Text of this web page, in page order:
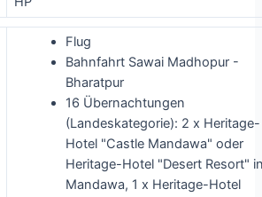
Flug
Bahnfahrt Sawai Madhopur -
Bharatpur
16 Übernachtungen
(Landeskategorie): 2 x Heritage-
Hotel "Castle Mandawa" oder
Heritage-Hotel "Desert Resort"
Mandawa, 1 x Heritage-Hotel